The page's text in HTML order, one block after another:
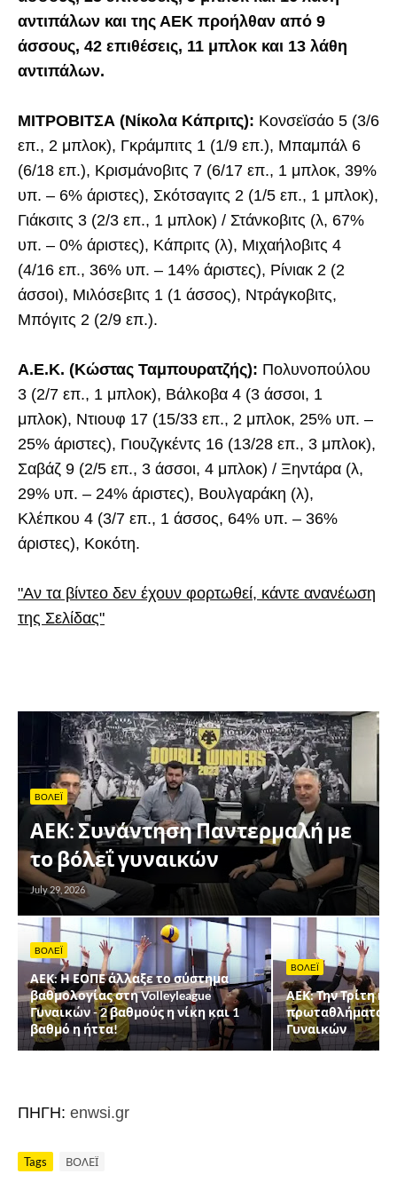
αντιπάλων και της ΑΕΚ προήλθαν από 9
άσσους, 42 επιθέσεις, 11 μπλοκ και 13 λάθη
αντιπάλων.
ΜΙΤΡΟΒΙΤΣΑ (Νίκολα Κάπριτς): Κονσεϊσάο 5 (3/6
επ., 2 μπλοκ), Γκράμπιτς 1 (1/9 επ.), Μπαμπάλ 6
(6/18 επ.), Κρισμάνοβιτς 7 (6/17 επ., 1 μπλοκ, 39%
υπ. – 6% άριστες), Σκότσαγιτς 2 (1/5 επ., 1 μπλοκ),
Γιάκσιτς 3 (2/3 επ., 1 μπλοκ) / Στάνκοβιτς (λ, 67%
υπ. – 0% άριστες), Κάπριτς (λ), Μιχαήλοβιτς 4
(4/16 επ., 36% υπ. – 14% άριστες), Ρίνιακ 2 (2
άσσοι), Μιλόσεβιτς 1 (1 άσσος), Ντράγκοβιτς,
Μπόγιτς 2 (2/9 επ.).
Α.Ε.Κ. (Κώστας Ταμπουρατζής): Πολυνοπούλου
3 (2/7 επ., 1 μπλοκ), Βάλκοβα 4 (3 άσσοι, 1
μπλοκ), Ντιουφ 17 (15/33 επ., 2 μπλοκ, 25% υπ. –
25% άριστες), Γιουζγκέντς 16 (13/28 επ., 3 μπλοκ),
Σαβάζ 9 (2/5 επ., 3 άσσοι, 4 μπλοκ) / Ξηντάρα (λ,
29% υπ. – 24% άριστες), Βουλγαράκη (λ),
Κλέπκου 4 (3/7 επ., 1 άσσος, 64% υπ. – 36%
άριστες), Κοκότη.
"Αν τα βίντεο δεν έχουν φορτωθεί, κάντε ανανέωση
της Σελίδας"
ΒΟΛΕΪ
ΑΕΚ: Συνάντηση Παντερμαλή με
το βόλεΐ γυναικών
July 29, 2026
ΒΟΛΕΪ
ΑΕΚ: Η ΕΟΠΕ άλλαξε το σύστημα
βαθμολογίας στη Volleyleague
Γυναικών - 2 βαθμούς η νίκη και 1
βαθμό η ήττα!
ΒΟΛΕΪ
ΑΕΚ: Την Τρίτη η
πρωταθλήματος
Γυναικών
ΠΗΓΗ: enwsi.gr
Tags ΒΟΛΕΪ